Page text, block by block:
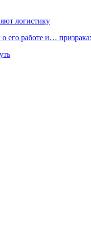
логистику
его работе и…